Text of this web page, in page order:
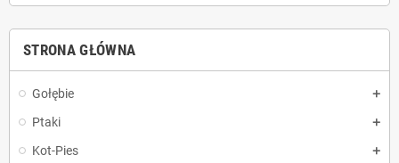
STRONA GŁÓWNA
Gołębie
Ptaki
Kot-Pies